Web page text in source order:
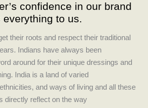
e
b
o
o
k
t
a
g
r
a
m
confidence in our brand
everything to us.
their roots and respect their traditional
Indians have always been
around for their unique dressings and
India is a land of varied
and ways of living and all these
directly reflect on the way